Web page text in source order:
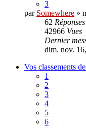
3
par Somewhere »
62 Réponses
42966 Vues
Dernier
dim. nov.
Vos classements
1
2
3
4
5
6